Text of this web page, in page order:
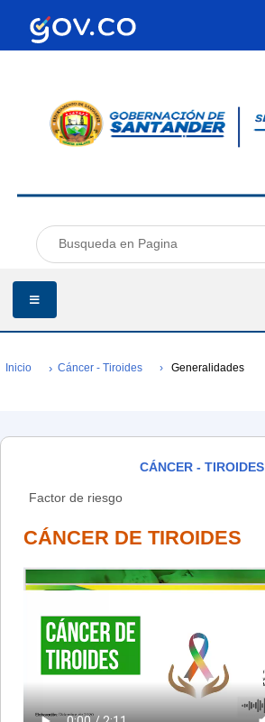
Inicio Cáncer - Tiroides Generalidades
CÁNCER - TIROIDES
CÁNCER DE TIROIDES